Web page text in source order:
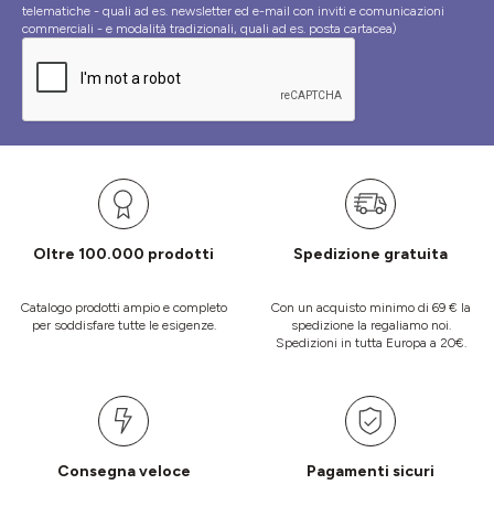
telematiche - quali ad es. newsletter ed e-mail con inviti e comunicazioni
commerciali - e modalità tradizionali, quali ad es. posta cartacea)
Oltre 100.000 prodotti
Catalogo prodotti ampio e completo
per soddisfare tutte le esigenze.
Spedizione gratuita
Con un acquisto minimo di 69 € la
spedizione la regaliamo noi.
Spedizioni in tutta Europa a 20€.
Consegna veloce Pagamenti sicuri